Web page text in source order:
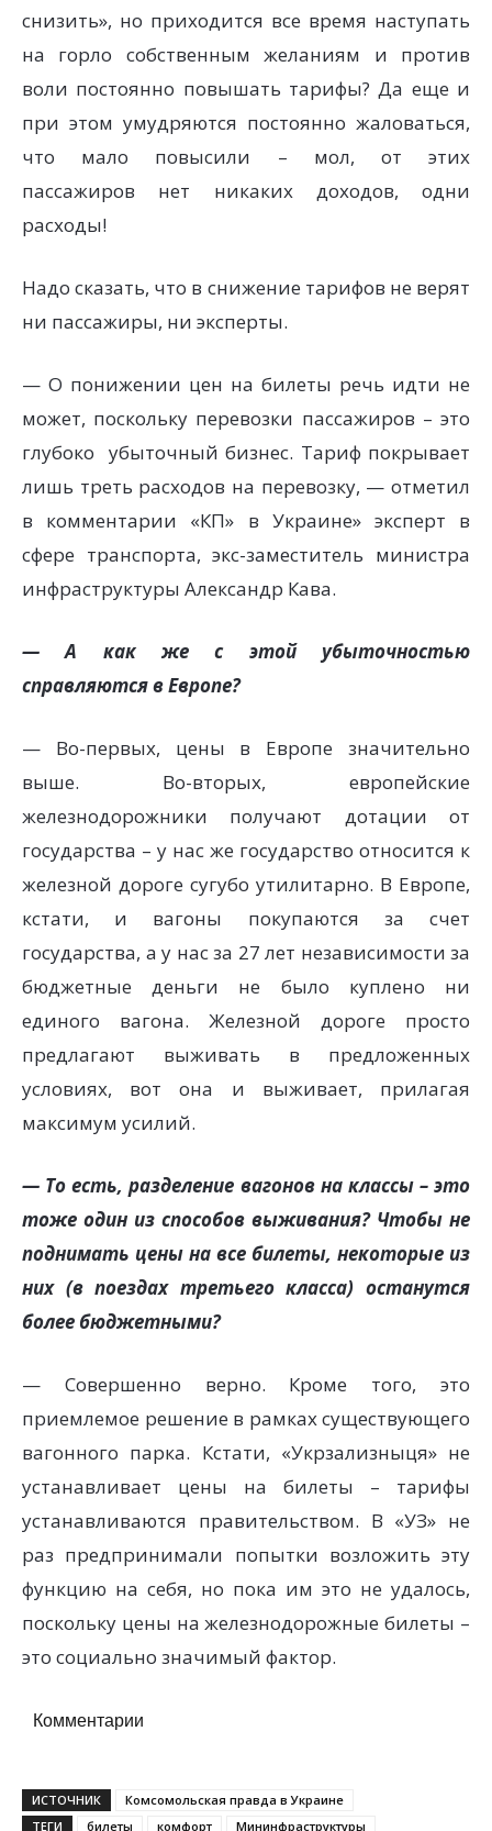
снизить», но приходится все время наступать
на горло собственным желаниям и против
воли постоянно повышать тарифы? Да еще и
при этом умудряются постоянно жаловаться,
что мало повысили – мол, от этих
пассажиров нет никаких доходов, одни
расходы!
Надо сказать, что в снижение тарифов не верят
ни пассажиры, ни эксперты.
— О понижении цен на билеты речь идти не
может, поскольку перевозки пассажиров – это
глубоко убыточный бизнес. Тариф покрывает
лишь треть расходов на перевозку, — отметил
в комментарии «КП» в Украине» эксперт в
сфере транспорта, экс-заместитель министра
инфраструктуры Александр Кава.
— А как же с этой убыточностью
справляются в Европе?
— Во-первых, цены в Европе значительно
выше. Во-вторых, европейские
железнодорожники получают дотации от
государства – у нас же государство относится к
железной дороге сугубо утилитарно. В Европе,
кстати, и вагоны покупаются за счет
государства, а у нас за 27 лет независимости за
бюджетные деньги не было куплено ни
единого вагона. Железной дороге просто
предлагают выживать в предложенных
условиях, вот она и выживает, прилагая
максимум усилий.
— То есть, разделение вагонов на классы – это
тоже один из способов выживания? Чтобы не
поднимать цены на все билеты, некоторые из
них (в поездах третьего класса) останутся
более бюджетными?
— Совершенно верно. Кроме того, это
приемлемое решение в рамках существующего
вагонного парка. Кстати, «Укрзализныця» не
устанавливает цены на билеты – тарифы
устанавливаются правительством. В «УЗ» не
раз предпринимали попытки возложить эту
функцию на себя, но пока им это не удалось,
поскольку цены на железнодорожные билеты –
это социально значимый фактор.
Комментарии
ИСТОЧНИК
Комсомольская правда в Украине
ТЕГИ
билеты комфорт Мининфраструктуры